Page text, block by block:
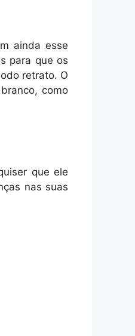
ainda esse
para que os
retrato. O
como
que ele
nas suas